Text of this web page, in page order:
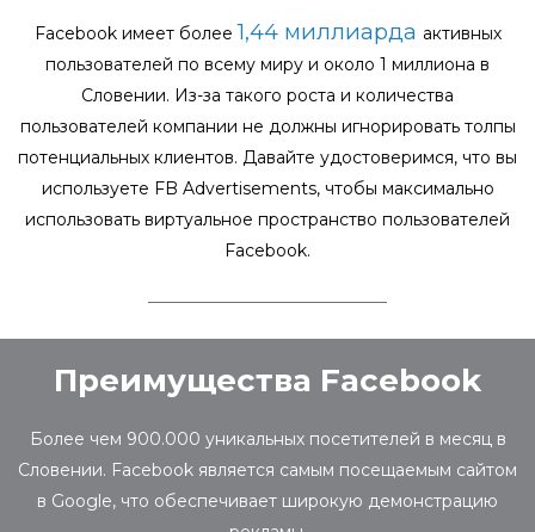
Facebook имеет более 1,44 миллиарда активных
пользователей по всему миру и около 1 миллиона в
Словении. Из-за такого роста и количества
пользователей компании не должны игнорировать толпы
потенциальных клиентов. Давайте удостоверимся, что вы
используете FB Advertisements, чтобы максимально
использовать виртуальное пространство пользователей
Facebook.
Преимущества Facebook
Более чем 900.000 уникальных посетителей в месяц в
Словении. Facebook является самым посещаемым сайтом
в Google, что обеспечивает широкую демонстрацию